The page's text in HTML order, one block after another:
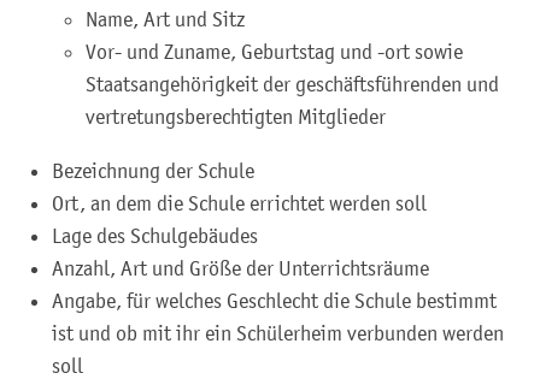
Name, Art und Sitz
Vor- und Zuname, Geburtstag und -ort sowie
Staatsangehörigkeit der geschäftsführenden und
vertretungsberechtigten Mitglieder
Bezeichnung der Schule
Ort, an dem die Schule errichtet werden soll
Lage des Schulgebäudes
Anzahl, Art und Größe der Unterrichtsräume
Angabe, für welches Geschlecht die Schule bestimmt
ist und ob mit ihr ein Schülerheim verbunden werden
soll